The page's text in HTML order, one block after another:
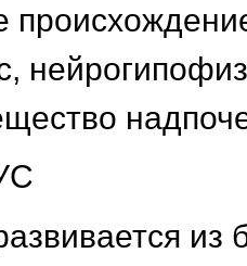
из